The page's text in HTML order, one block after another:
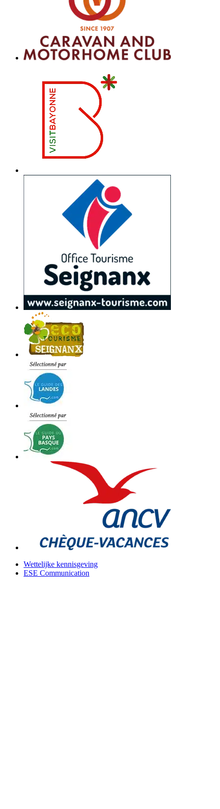
Wettelijke kennisgeving
ESE Communication